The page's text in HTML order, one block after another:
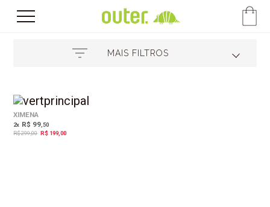
MAIS FILTROS
XIMENA
2x R$ 99 ,50
R$ 299,00 R$ 199,00